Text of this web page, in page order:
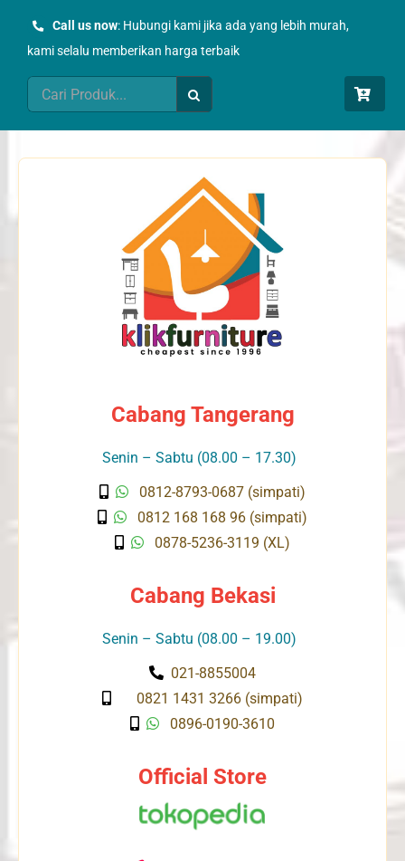
Call us now: Hubungi kami jika ada yang lebih murah,
kami selalu memberikan harga terbaik
Search
for:
Cabang Tangerang
Senin – Sabtu (08.00 – 17.30)
0812-8793-0687 (simpati)
0812 168 168 96 (simpati)
0878-5236-3119 (XL)
Cabang Bekasi
Senin – Sabtu (08.00 – 19.00)
021-8855004
0821 1431 3266 (simpati)
0896-0190-3610
Official Store